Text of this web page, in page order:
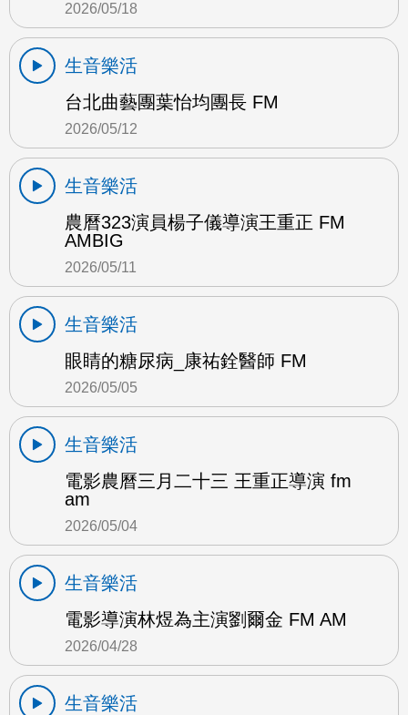
2026/05/18
生音樂活
台北曲藝團葉怡均團長 FM
2026/05/12
生音樂活
農曆323演員楊子儀導演王重正 FM
AMBIG
2026/05/11
生音樂活
眼睛的糖尿病_康祐銓醫師 FM
2026/05/05
生音樂活
電影農曆三月二十三 王重正導演 fm
am
2026/05/04
生音樂活
電影導演林煜為主演劉爾金 FM AM
2026/04/28
生音樂活